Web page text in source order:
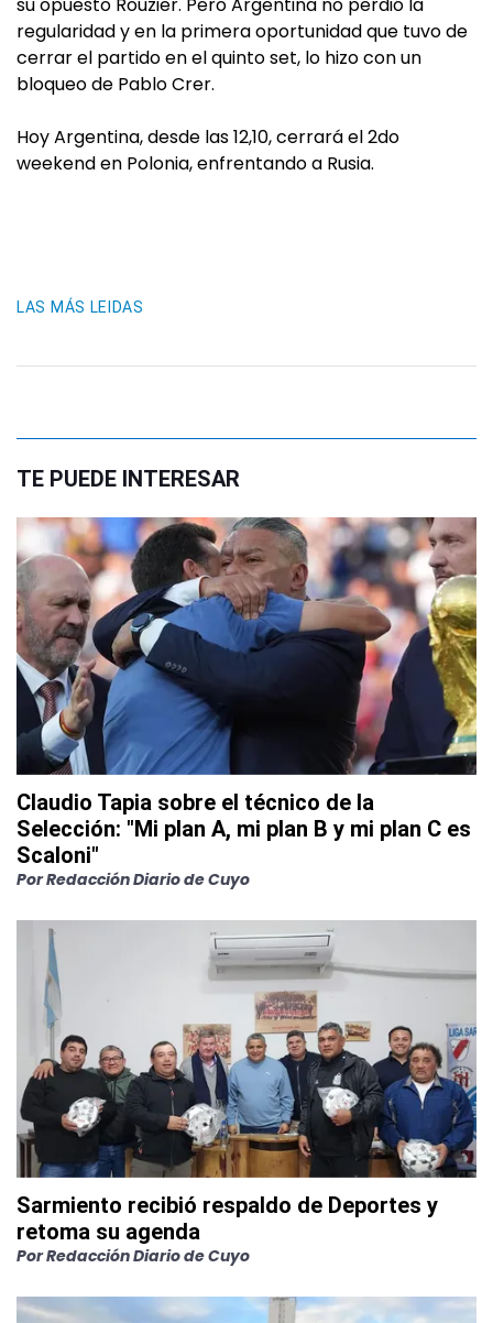
regularidad y en la primera oportunidad que tuvo de
cerrar el partido en el quinto set, lo hizo con un
bloqueo de Pablo Crer.
Hoy Argentina, desde las 12,10, cerrará el 2do
weekend en Polonia, enfrentando a Rusia.
LAS MÁS LEIDAS
TE PUEDE INTERESAR
Claudio Tapia sobre el técnico de la
Selección: "Mi plan A, mi plan B y mi plan C es
Scaloni"
PorRedacción Diario de Cuyo
Sarmiento recibió respaldo de Deportes y
retoma su agenda
PorRedacción Diario de Cuyo